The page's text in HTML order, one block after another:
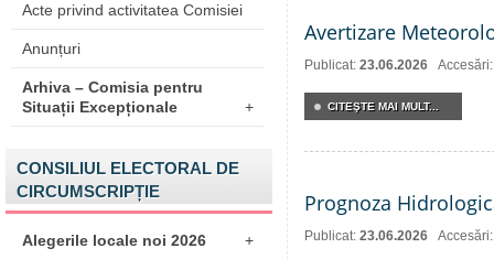
Acte privind activitatea Comisiei
Anunțuri
Arhiva – Comisia pentru
Situații Excepționale
+
CONSILIUL ELECTORAL DE
CIRCUMSCRIPȚIE
Alegerile locale noi 2026 +
Avertizare
Publicat: 23.06.2026
CITEŞTE MAI MULT...
Prognoza
Publicat: 23.06.2026